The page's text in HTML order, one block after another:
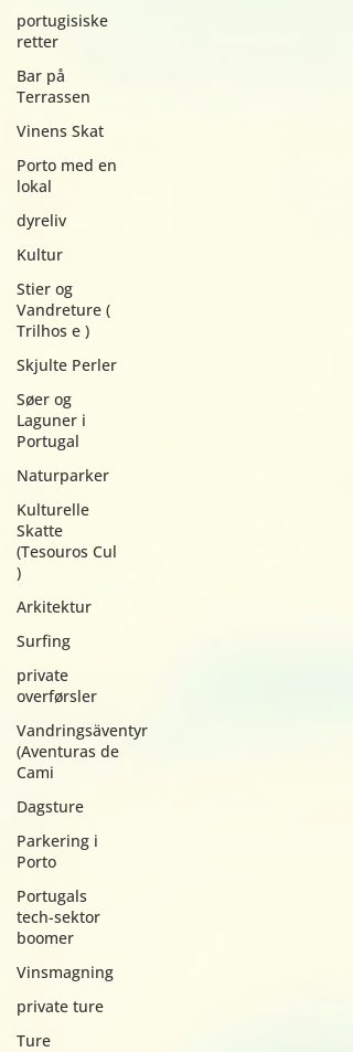
portugisiske
retter
Bar på
Terrassen
Vinens Skat
Porto med en
lokal
dyreliv
Kultur
Stier og
Vandreture (
Trilhos e )
Skjulte Perler
Søer og
Laguner i
Portugal
Naturparker
Kulturelle
Skatte
(Tesouros Cul
)
Arkitektur
Surfing
private
overførsler
Vandringsäventyr
(Aventuras de
Cami
Dagsture
Parkering i
Porto
Portugals
tech-sektor
boomer
Vinsmagning
private ture
Ture